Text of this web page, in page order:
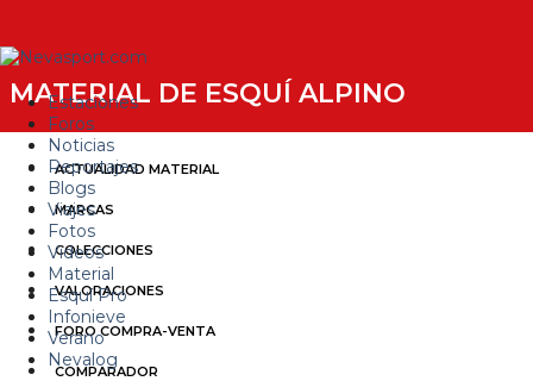
Estaciones
Foros
Noticias
Reportajes
Blogs
Viajes
Fotos
Videos
Material
Esquí Pro
Infonieve
Verano
Nevalog
MATERIAL DE ESQUÍ ALPINO
ACTUALIDAD MATERIAL
MARCAS
COLECCIONES
VALORACIONES
FORO COMPRA-VENTA
COMPARADOR